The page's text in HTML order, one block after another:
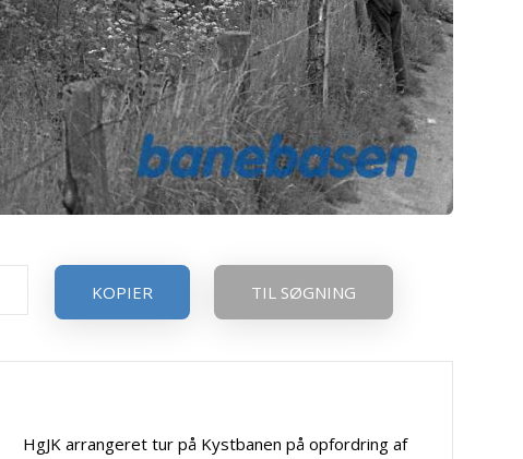
KOPIER
TIL SØGNING
HgJK arrangeret tur på Kystbanen på opfordring af